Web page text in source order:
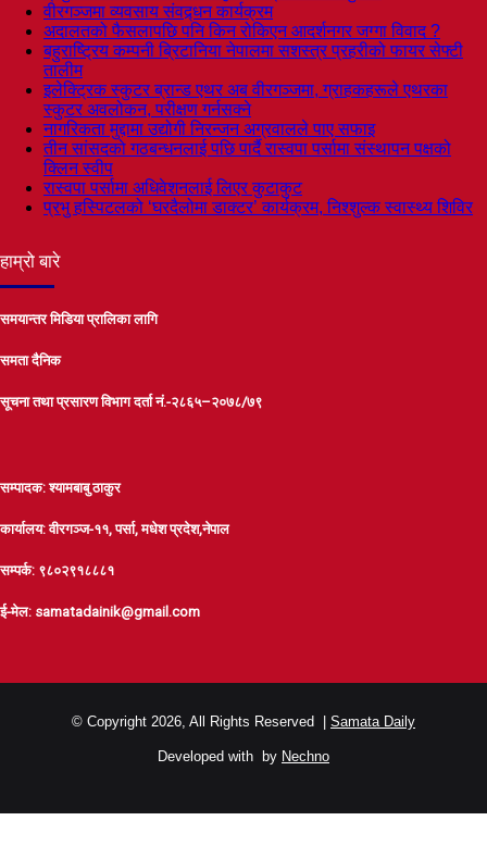
वीरगञ्जमा व्यवसाय संवद्र्धन कार्यक्रम
अदालतको फैसलापछि पनि किन रोकिएन आदर्शनगर जग्गा विवाद ?
बहुराष्ट्रिय कम्पनी ब्रिटानिया नेपालमा सशस्त्र प्रहरीको फायर सेफ्टी
तालीम
इलेक्ट्रिक स्कुटर ब्रान्ड एथर अब वीरगञ्जमा, ग्राहकहरूले एथरका
स्कुटर अवलोकन, परीक्षण गर्नसक्ने
नागरिकता मुद्दामा उद्योगी निरन्जन अग्रवालले पाए सफाइ
तीन सांसदको गठबन्धनलाई पछि पार्दै रास्वपा पर्सामा संस्थापन पक्षको
क्लिन स्वीप
रास्वपा पर्सामा अधिवेशनलाई लिएर कुटाकुट
प्रभु हस्पिटलको ‘घरदैलोमा डाक्टर’ कार्यक्रम, निश्शुल्क स्वास्थ्य शिविर
हाम्रो बारे
समयान्तर मिडिया प्रालिका लागि
समता दैनिक
सूचना तथा प्रसारण विभाग दर्ता नं.-२८६५–२०७८/७९
सम्पादक: श्यामबाबु ठाकुर
कार्यालय: वीरगञ्ज-११, पर्सा, मधेश प्रदेश,नेपाल
सम्पर्क: ९८०२९१८८८१
ई-मेल: samatadainik@gmail.com
© Copyright 2026, All Rights Reserved | Samata Daily
Developed with by Nechno